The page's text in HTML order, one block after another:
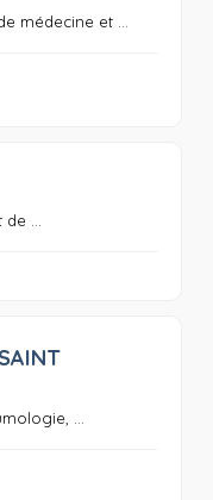
médecine et ...
...
...